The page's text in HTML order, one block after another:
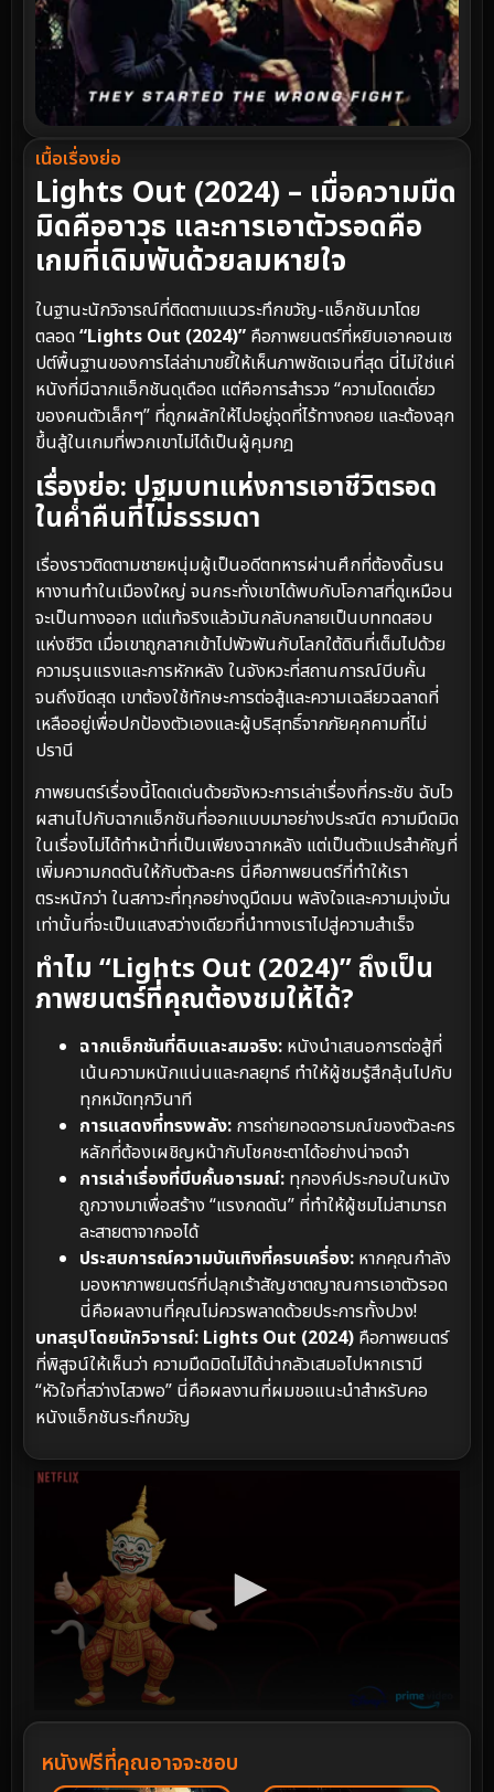
เนื้อเรื่องย่อ
Lights Out (2024) – เมื่อความมืด
มิดคืออาวุธ และการเอาตัวรอดคือ
เกมที่เดิมพันด้วยลมหายใจ
ในฐานะนักวิจารณ์ที่ติดตามแนวระทึกขวัญ-แอ็กชันมาโดย
ตลอด“Lights Out (2024)” คือภาพยนตร์ที่หยิบเอาคอนเซ
ปต์พื้นฐานของการไล่ล่ามาขยี้ให้เห็นภาพชัดเจนที่สุด นี่ไม่ใช่แค่
หนังที่มีฉากแอ็กชันดุเดือด แต่คือการสำรวจ “ความโดดเดี่ยว
ของคนตัวเล็กๆ” ที่ถูกผลักให้ไปอยู่จุดที่ไร้ทางถอย และต้องลุก
ขึ้นสู้ในเกมที่พวกเขาไม่ได้เป็นผู้คุมกฎ
เรื่องย่อ: ปฐมบทแห่งการเอาชีวิตรอด
ในค่ำคืนที่ไม่ธรรมดา
เรื่องราวติดตามชายหนุ่มผู้เป็นอดีตทหารผ่านศึกที่ต้องดิ้นรน
หางานทำในเมืองใหญ่ จนกระทั่งเขาได้พบกับโอกาสที่ดูเหมือน
จะเป็นทางออก แต่แท้จริงแล้วมันกลับกลายเป็นบททดสอบ
แห่งชีวิต เมื่อเขาถูกลากเข้าไปพัวพันกับโลกใต้ดินที่เต็มไปด้วย
ความรุนแรงและการหักหลัง ในจังหวะที่สถานการณ์บีบคั้น
จนถึงขีดสุด เขาต้องใช้ทักษะการต่อสู้และความเฉลียวฉลาดที่
เหลืออยู่เพื่อปกป้องตัวเองและผู้บริสุทธิ์จากภัยคุกคามที่ไม่
ปรานี
ภาพยนตร์เรื่องนี้โดดเด่นด้วยจังหวะการเล่าเรื่องที่กระชับ ฉับไว
ผสานไปกับฉากแอ็กชันที่ออกแบบมาอย่างประณีต ความมืดมิด
ในเรื่องไม่ได้ทำหน้าที่เป็นเพียงฉากหลัง แต่เป็นตัวแปรสำคัญที่
เพิ่มความกดดันให้กับตัวละคร นี่คือภาพยนตร์ที่ทำให้เรา
ตระหนักว่า ในสภาวะที่ทุกอย่างดูมืดมน พลังใจและความมุ่งมั่น
เท่านั้นที่จะเป็นแสงสว่างเดียวที่นำทางเราไปสู่ความสำเร็จ
ทำไม “Lights Out (2024)” ถึงเป็น
ภาพยนตร์ที่คุณต้องชมให้ได้?
ฉากแอ็กชันที่ดิบและสมจริง: หนังนำเสนอการต่อสู้ที่
เน้นความหนักแน่นและกลยุทธ์ ทำให้ผู้ชมรู้สึกลุ้นไปกับ
ทุกหมัดทุกวินาที
การแสดงที่ทรงพลัง: การถ่ายทอดอารมณ์ของตัวละคร
หลักที่ต้องเผชิญหน้ากับโชคชะตาได้อย่างน่าจดจำ
การเล่าเรื่องที่บีบคั้นอารมณ์: ทุกองค์ประกอบในหนัง
ถูกวางมาเพื่อสร้าง “แรงกดดัน” ที่ทำให้ผู้ชมไม่สามารถ
ละสายตาจากจอได้
ประสบการณ์ความบันเทิงที่ครบเครื่อง: หากคุณกำลัง
มองหาภาพยนตร์ที่ปลุกเร้าสัญชาตญาณการเอาตัวรอด
นี่คือผลงานที่คุณไม่ควรพลาดด้วยประการทั้งปวง!
บทสรุปโดยนักวิจารณ์: Lights Out (2024) คือภาพยนตร์
ที่พิสูจน์ให้เห็นว่า ความมืดมิดไม่ได้น่ากลัวเสมอไปหากเรามี
“หัวใจที่สว่างไสวพอ” นี่คือผลงานที่ผมขอแนะนำสำหรับคอ
หนังแอ็กชันระทึกขวัญ
หนังฟรีที่คุณอาจจะชอบ